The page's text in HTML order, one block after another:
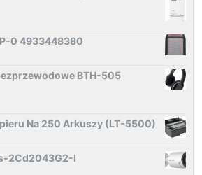
0 4933448380
BTH-505
Na 250 Arkuszy (LT-5500)
2Cd2043G2-I